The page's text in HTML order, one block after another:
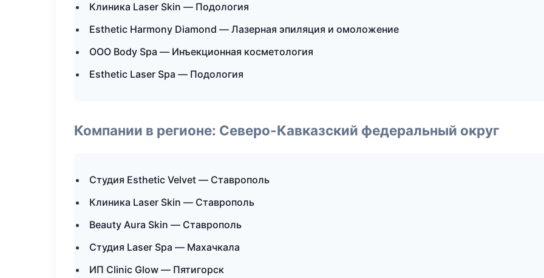
Клиника Laser Skin — Подология
Esthetic Harmony Diamond — Лазерная эпиляция и омоложение
ООО Body Spa — Инъекционная косметология
Esthetic Laser Spa — Подология
Компании в регионе: Северо-Кавказский федеральный округ
Студия Esthetic Velvet — Ставрополь
Клиника Laser Skin — Ставрополь
Beauty Aura Skin — Ставрополь
Студия Laser Spa — Махачкала
ИП Clinic Glow — Пятигорск